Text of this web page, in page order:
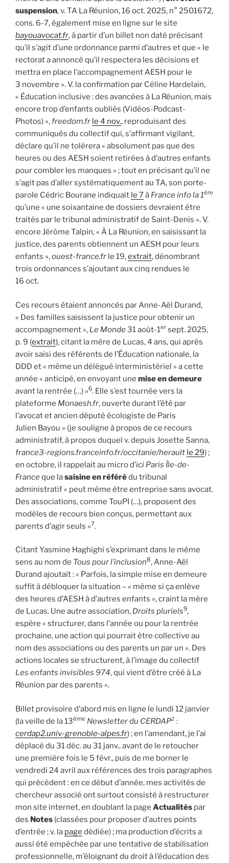
suspension, v. TA La Réunion, 16 oct. 2025, n° 2501672,
cons. 6-7, également mise en ligne sur le site
bayouavocat.fr, à partir d’un billet non daté précisant
qu’il s’agit d’une ordonnance parmi d’autres et que « le
rectorat a annoncé qu’il respectera les décisions et
mettra en place l’accompagnement AESH pour le
3 novembre ». V. la confirmation par Céline Hardelain,
« Éducation inclusive : des avancées à La Réunion, mais
encore trop d’enfants oubliés (Vidéos-Podcast-
Photos) »,freedom.fr le 4 nov., reproduisant des
communiqués du collectif qui, s’affirmant vigilant,
déclare qu’il ne tolérera « absolument pas que des
heures ou des AESH soient retirées à d’autres enfants
pour combler les manques » ; tout en précisant qu’il ne
s’agit pas d’aller systématiquement au TA, son porte-
parole Cédric Bourane indiquait le 7à France info la 1ère
qu’une « une soixantaine de dossiers devraient être
traités par le tribunal administratif de Saint-Denis ». V.
encore Jérôme Talpin, « À La Réunion, en saisissant la
justice, des parents obtiennent un AESH pour leurs
enfants »,ouest-france.fr le 19,extrait, dénombrant
trois ordonnances s’ajoutant aux cinq rendues le
16 oct.
Ces recours étaient annoncés par Anne-Aël Durand,
« Des familles saisissent la justice pour obtenir un
accompagnement », Le Monde31 août-1er sept. 2025,
p. 9 (extrait), citant la mère de Lucas, 4 ans, qui après
avoir saisi des référents de l’Éducation nationale, la
DDD et « même un délégué interministériel » a cette
année « anticipé, en envoyant une mise en demeure
avant la rentrée (…) »6. Elle s’est tournée vers la
plateforme Monaesh.fr, ouverte durant l’été par
l’avocat et ancien député écologiste de Paris
Julien Bayou » (je souligne à propos de ce recours
administratif, à propos duquel v. depuis Josette Sanna,
france3-regions.franceinfo.fr/occitanie/herault le 29) ;
en octobre, il rappelait au micro d’ici Paris Île-de-
Franceque lasaisine en référédu tribunal
administratif « peut même être entreprise sans avocat.
Des associations, comme TouPI (…), proposent des
modèles de recours bien conçus, permettant aux
parents d’agir seuls »7.
Citant Yasmine Haghighi s’exprimant dans le même
sens au nom de Tous pour l’inclusion8, Anne-Aël
Durand ajoutait : « Parfois, la simple mise en demeure
suffit à débloquer la situation – « même si ça enlève
des heures d’AESH à d’autres enfants », craint la mère
de Lucas. Une autre association, Droits pluriels9,
espère « structurer, dans l’année ou pour la rentrée
prochaine, une action qui pourrait être collective au
nom des associations ou des parents un par un ». Des
actions locales se structurent, à l’image du collectif
Les enfants invisibles 974, qui vient d’être créé à La
Réunion par des parents ».
Billet provisoire d’abord mis en ligne le lundi 12 janvier
(la veille de la 13ème Newsletter du CERDAP² :
cerdap2.univ-grenoble-alpes.fr) ; en l’amendant, je l’ai
déplacé du 31 déc. au 31 janv., avant de le retoucher
une première fois le 5 févr., puis de me borner le
vendredi 24 avril aux références des trois paragraphes
qui précèdent : en ce début d’année, mes activités de
chercheur associé ont surtout consisté à restructurer
mon site internet, en doublant la page Actualités par
des Notes (classées pour proposer d’autres points
d’entrée ; v. la page dédiée) ; ma production d’écrits a
aussi été empêchée par une tentative de stabilisation
professionnelle, m’éloignant du droit à l’éducation des